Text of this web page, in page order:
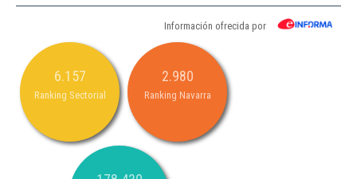
Información ofrecida por
6.157
Ranking Sectorial
2.980
Ranking Navarra